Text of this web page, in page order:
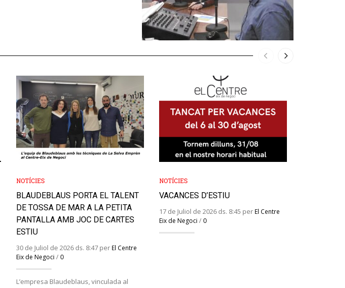
NOTÍCIES
BLAUDEBLAUS PORTA EL TALENT
DE TOSSA DE MAR A LA PETITA
PANTALLA AMB JOC DE CARTES
ESTIU
30 de Juliol de 2026 ds. 8:47 perEl Centre
Eix de Negoci / 0
L’empresa Blaudeblaus, vinculada al
NOTÍCIES
VACANCES D’ESTIU
17 de Juliol de 2026 ds. 8:45 perEl Centre
Eix de Negoci / 0